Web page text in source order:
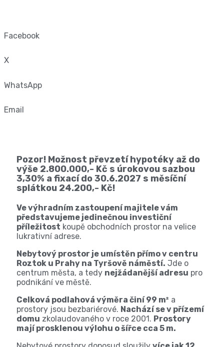
Facebook
X
WhatsApp
Email
Pozor! Možnost převzetí hypotéky až do
výše 2.800.000,- Kč s úrokovou sazbou
3,30% a fixací do 30.6.2027 s měsíční
splátkou 24.200,- Kč!
Ve výhradním zastoupení majitele vám
představujeme jedinečnou investiční
příležitost koupě obchodních prostor na velice
lukrativní adrese.
Nebytový prostor je umístěn přímo v centru
Roztok u Prahy na Tyršově náměstí. Jde o
centrum města, a tedy nejžádanější adresu pro
podnikání ve městě.
Celková podlahová výměra činí 99 m² a
prostory jsou bezbariérové. Nachází se v přízemí
domu zkolaudovaného v roce 2001. Prostory
mají prosklenou výlohu o šířce cca 5 m.